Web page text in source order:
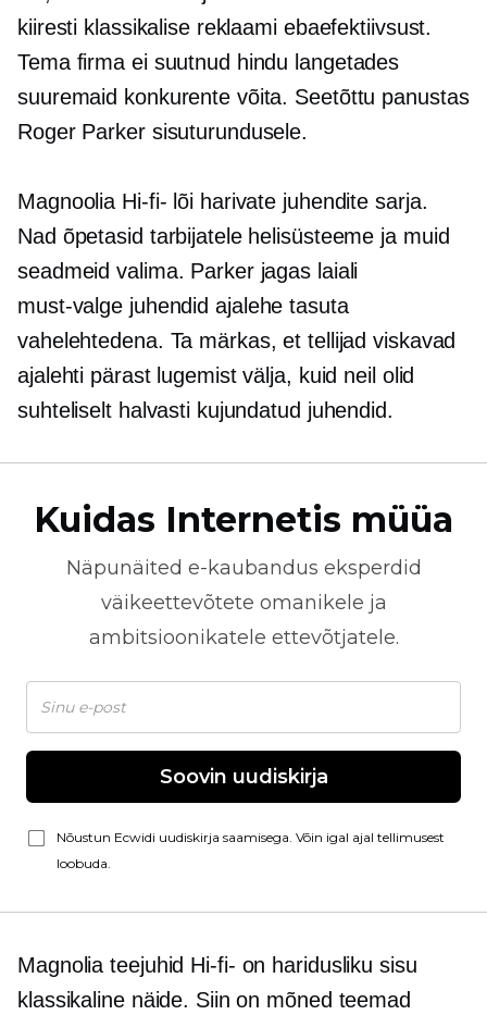
kiiresti klassikalise reklaami ebaefektiivsust.
Tema firma ei suutnud hindu langetades
suuremaid konkurente võita. Seetõttu panustas
Roger Parker sisuturundusele.
Magnoolia Hi-fi- lõi harivate juhendite sarja.
Nad õpetasid tarbijatele helisüsteeme ja muid
seadmeid valima. Parker jagas laiali
must-valge juhendid ajalehe tasuta
vahelehtedena. Ta märkas, et tellijad viskavad
ajalehti pärast lugemist välja, kuid neil olid
suhteliselt halvasti kujundatud juhendid.
Kuidas Internetis müüa
Näpunäited e-kaubandus eksperdid
väikeettevõtete omanikele ja
ambitsioonikatele ettevõtjatele.
Soovin uudiskirja
Nõustun Ecwidi uudiskirja saamisega. Võin igal ajal tellimusest
loobuda.
Magnolia teejuhid Hi-fi- on haridusliku sisu
klassikaline näide. Siin on mõned teemad